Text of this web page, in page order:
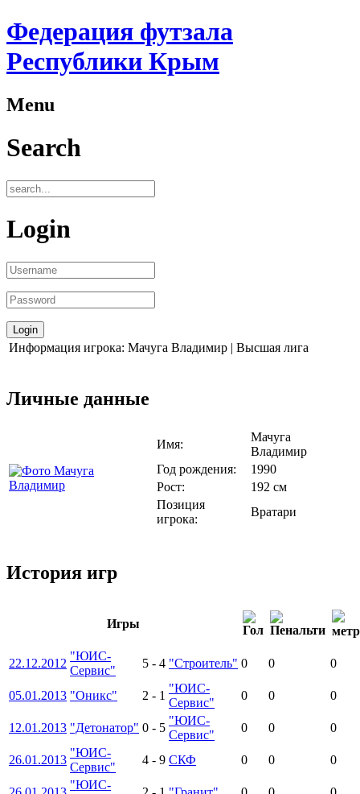
Федерация футзала
Республики Крым
Menu
Search
Login
Информация игрока: Мачуга Владимир | Высшая лига
Личные данные
Имя:
Мачуга
Владимир
Год рождения:
1990
Рост:
192 см
Позиция
игрока:
Вратари
История игр
Игры
22.12.2012
"ЮИС-
Сервис"
5 - 4 "Строитель" 0 0 0
05.01.2013 "Оникс" 2 - 1
"ЮИС-
Сервис"
0 0 0
12.01.2013 "Детонатор" 0 - 5
"ЮИС-
Сервис"
0 0 0
26.01.2013
"ЮИС-
Сервис"
4 - 9 СКФ 0 0 0
"ЮИС-